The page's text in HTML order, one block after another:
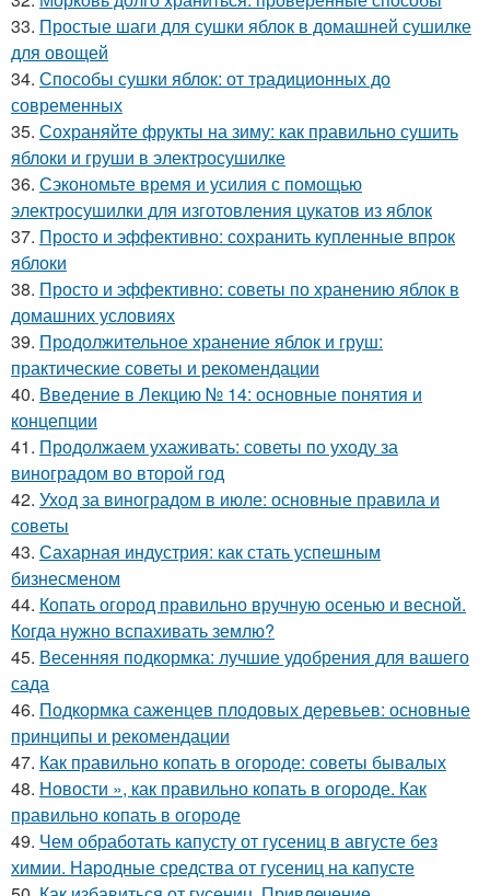
33. Простые шаги для сушки яблок в домашней сушилке
для овощей
34. Способы сушки яблок: от традиционных до
современных
35. Сохраняйте фрукты на зиму: как правильно сушить
яблоки и груши в электросушилке
36. Сэкономьте время и усилия с помощью
электросушилки для изготовления цукатов из яблок
37. Просто и эффективно: сохранить купленные впрок
яблоки
38. Просто и эффективно: советы по хранению яблок в
домашних условиях
39. Продолжительное хранение яблок и груш:
практические советы и рекомендации
40. Введение в Лекцию № 14: основные понятия и
концепции
41. Продолжаем ухаживать: советы по уходу за
виноградом во второй год
42. Уход за виноградом в июле: основные правила и
советы
43. Сахарная индустрия: как стать успешным
бизнесменом
44. Копать огород правильно вручную осенью и весной.
Когда нужно вспахивать землю?
45. Весенняя подкормка: лучшие удобрения для вашего
сада
46. Подкормка саженцев плодовых деревьев: основные
принципы и рекомендации
47. Как правильно копать в огороде: советы бывалых
48. Новости », как правильно копать в огороде. Как
правильно копать в огороде
49. Чем обработать капусту от гусениц в августе без
химии. Народные средства от гусениц на капусте